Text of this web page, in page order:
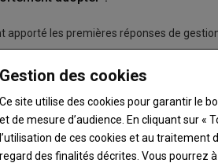
apporté les premières réponses de
Gestion des cookies
Ce site utilise des cookies pour garantir le
et de mesure d’audience. En cliquant sur «
l’utilisation de ces cookies et au traitement
regard des finalités décrites. Vous pourrez